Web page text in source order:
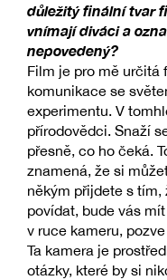
důležitý finální tvar
vnímají diváci a
nepovedený?
Film je pro mě určitá
komunikace se
experimentu. V
přírodovědci. Snaží
přesně, co ho čeká.
znamená, že si
někým přijdete s
povídat, bude vás
v ruce kameru,
Ta kamera je
otázky, které by si